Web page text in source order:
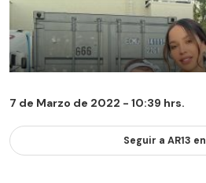
7 de Marzo de 2022 - 10:39 hrs.
Seguir a AR13 en